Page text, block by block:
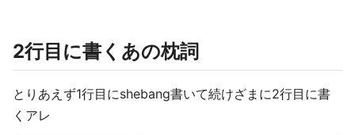
2行目に書くあの枕詞
とりあえず1行目にshebang書いて続けざまに2行目に書
くアレ